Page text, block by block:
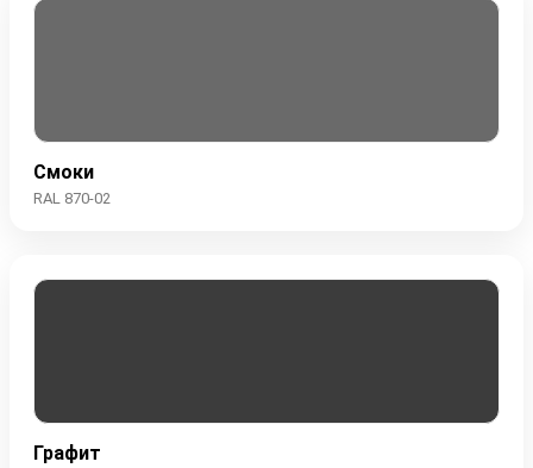
Смоки
RAL 870-02
Графит